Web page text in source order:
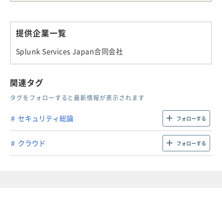
提供企業一覧
Splunk Services Japan合同会社
関連タグ
タグをフォローすると最新情報が表示されます
セキュリティ総論 フォローする
クラウド フォローする